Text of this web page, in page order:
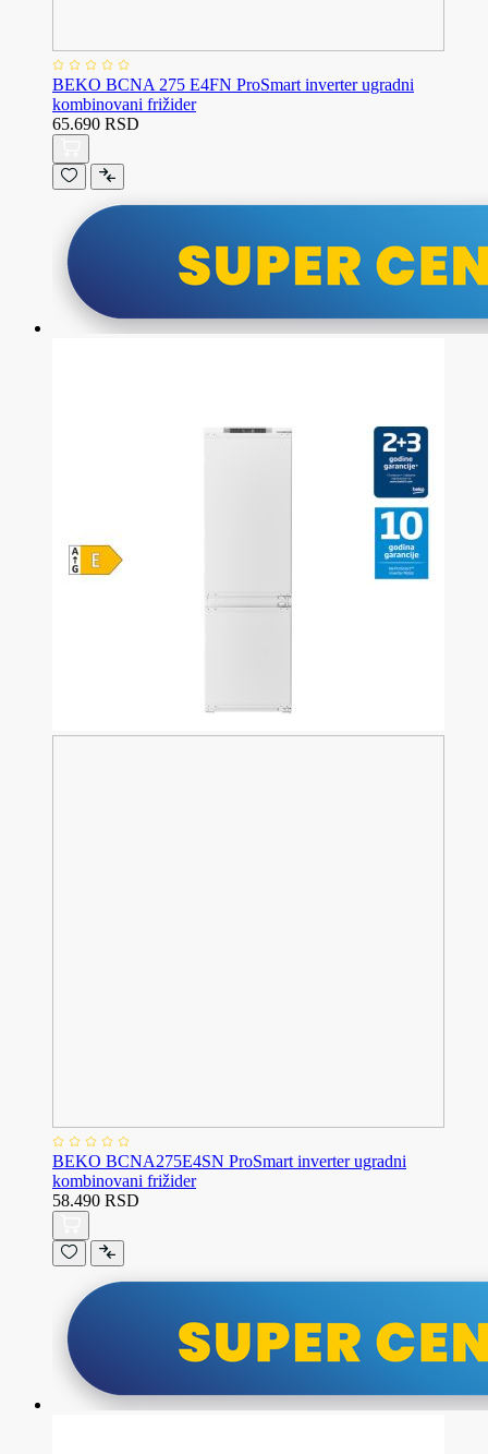
BEKO BCNA 275 E4FN ProSmart inverter ugradni
kombinovani frižider
65.690 RSD
BEKO BCNA275E4SN ProSmart inverter ugradni
kombinovani frižider
58.490 RSD